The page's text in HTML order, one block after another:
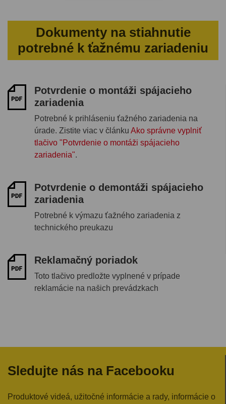
Dokumenty na stiahnutie
potrebné k ťažnému zariadeniu
Potvrdenie o montáži spájacieho
zariadenia
Potrebné k prihláseniu ťažného zariadenia na
úrade. Zistite viac v článku Ako správne vyplniť
tlačivo "Potvrdenie o montáži spájacieho
zariadenia".
Potvrdenie o demontáži spájacieho
zariadenia
Potrebné k výmazu ťažného zariadenia z
technického preukazu
Reklamačný poriadok
Toto tlačivo predložte vyplnené v prípade
reklamácie na našich prevádzkach
Sledujte nás na Facebooku
Produktové videá, užitočné informácie a rady, informácie o